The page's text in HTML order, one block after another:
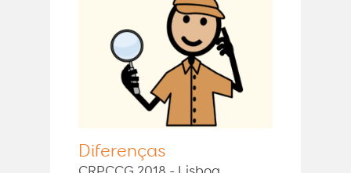
Diferenças